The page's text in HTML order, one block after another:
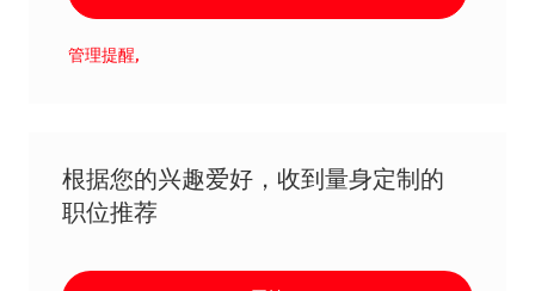
管理提醒,
根据您的兴趣爱好，收到量身定制的
职位推荐